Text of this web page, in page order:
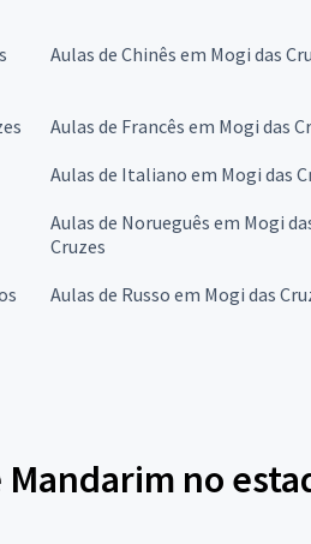
Aulas de Chinês em Mogi das
Aulas de Francês em Mogi das
Aulas de Italiano em Mogi das
Aulas de Norueguês em Mogi
Cruzes
Aulas de Russo em Mogi das
no